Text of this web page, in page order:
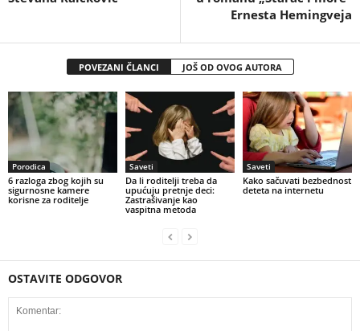
Ernesta Hemingveja
POVEZANI ČLANCI JOŠ OD OVOG AUTORA
Porodica
6 razloga zbog kojih su
sigurnosne kamere
korisne za roditelje
Saveti
Da li roditelji treba da
upućuju pretnje deci:
Zastrašivanje kao
vaspitna metoda
Saveti
Kako sačuvati bezbednost
deteta na internetu
OSTAVITE ODGOVOR